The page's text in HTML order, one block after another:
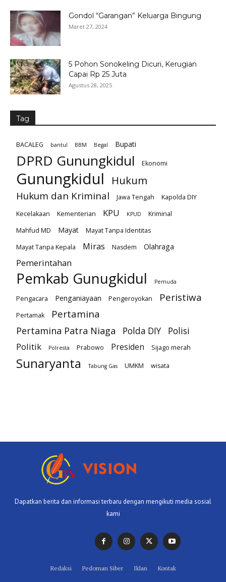
Gondol “Garangan” Keluarga Bingung
Maret 27, 2024
5 Pohon Sonokeling Dicuri, Kerugian
Capai Rp 25 Juta
Agustus 28, 2025
Tag
BACALEG bantul BBM Begal Bupati
DPRD Gunungkidul Ekonomi
Gunungkidul Hukum
Hukum dan Kriminal Jawa Tengah
Kapolda DIY
Kecelakaan
Kementerian KPU KPUD
Kriminal
Mahfud MD
Mayat
Mayat Tanpa Identitas
Mayat Tanpa Kepala
Miras Nasdem Olahraga
Pemerintahan
Pemkab Gunugkidul Pemuda
Pengacara Penganiayaan Pengeroyokan Peristiwa
Pertamak Pertamina
Pertamina Patra Niaga Polda DIY
Polisi
Politik
Polresta Prabowo Presiden Sijago merah
Sunaryanta Tabung Gas UMKM wisata
Dapatkan berita dan informasi terbaru dengan mengikuti media sosial
kami
Redaksi Pedoman Siber Iklan Kontak